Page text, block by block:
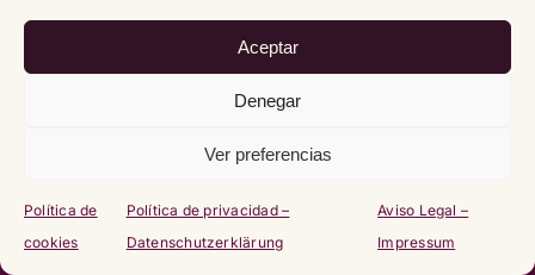
Aceptar
Denegar
Ver preferencias
Política de
cookies
Política de privacidad –
Datenschutzerklärung
Aviso Legal –
Impressum